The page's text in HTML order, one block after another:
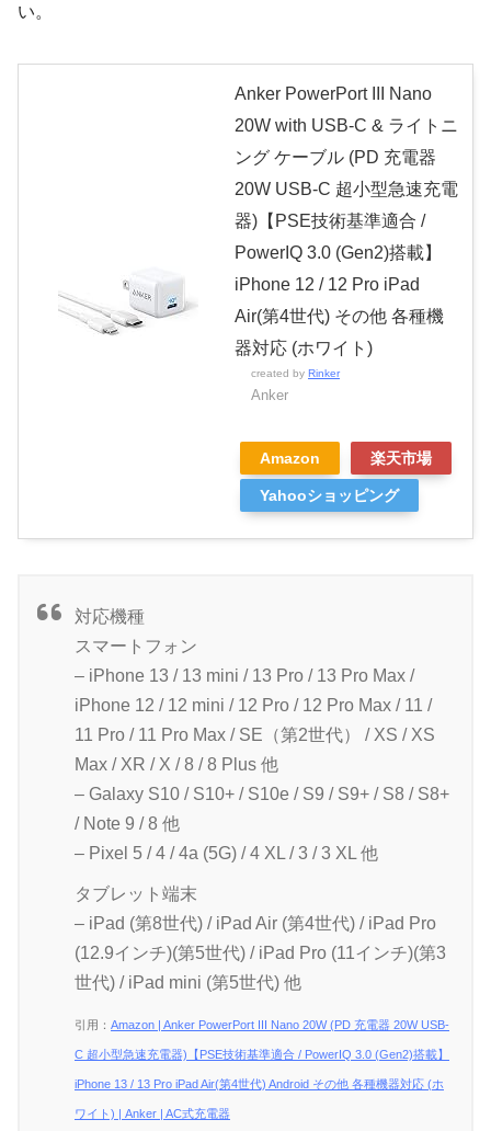
い。
Anker PowerPort III Nano
20W with USB-C & ライトニ
ング ケーブル (PD 充電器
20W USB-C 超小型急速充電
器)【PSE技術基準適合 /
PowerIQ 3.0 (Gen2)搭載】
iPhone 12 / 12 Pro iPad
Air(第4世代) その他 各種機
器対応 (ホワイト)
created by Rinker
Anker
Amazon 楽天市場
Yahooショッピング
対応機種
スマートフォン
– iPhone 13 / 13 mini / 13 Pro / 13 Pro Max /
iPhone 12 / 12 mini / 12 Pro / 12 Pro Max / 11 /
11 Pro / 11 Pro Max / SE（第2世代） / XS / XS
Max / XR / X / 8 / 8 Plus 他
– Galaxy S10 / S10+ / S10e / S9 / S9+ / S8 / S8+
/ Note 9 / 8 他
– Pixel 5 / 4 / 4a (5G) / 4 XL / 3 / 3 XL 他
タブレット端末
– iPad (第8世代) / iPad Air (第4世代) / iPad Pro
(12.9インチ)(第5世代) / iPad Pro (11インチ)(第3
世代) / iPad mini (第5世代) 他
引用： Amazon | Anker PowerPort III Nano 20W (PD 充電器 20W USB-
C 超小型急速充電器)【PSE技術基準適合 / PowerIQ 3.0 (Gen2)搭載】
iPhone 13 / 13 Pro iPad Air(第4世代) Android その他 各種機器対応 (ホ
ワイト) | Anker | AC式充電器